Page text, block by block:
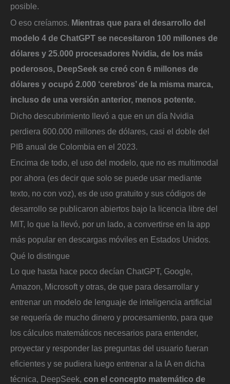
posible.
O eso creíamos. Mientras que para el desarrollo del
modelo 4 de ChatGPT se necesitaron 100 millones de
dólares y 25.000 procesadores Nvidia, de los más
poderosos, DeepSeek se creó con 6 millones de
dólares y ocupó 2.000 ‘cerebros’ de la misma marca,
incluso de una versión anterior, menos potente.
Dicho descubrimiento llevó a que en un día Nvidia
perdiera 600.000 millones de dólares, casi el doble del
PIB anual de Colombia en el 2023.
Encima de todo, el uso del modelo, que no es multimodal
por ahora (es decir que solo se puede usar mediante
texto, no con voz), es de uso gratuito y sus códigos de
desarrollo se publicaron abiertos bajo la licencia libre del
MIT, lo que la llevó, por un lado, a convertirse en la app
más popular en descargas móviles en Estados Unidos.
Qué lo distingue
Lo que hasta hace poco decían ChatGPT, Google,
Amazon, Microsoft y otras, de que para desarrollar y
entrenar un modelo de lenguaje de inteligencia artificial
se requería de mucho dinero y procesamiento, para que
los cálculos matemáticos necesarios para entender,
proyectar y responder las preguntas del usuario fueran
eficientes y se pudiera luego entrenar a la IA en dicha
técnica, DeepSeek, con el concepto matemático de